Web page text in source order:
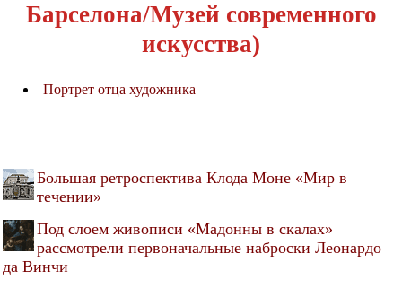
Барселона/Музей современного
искусства)
Портрет отца художника
Большая ретроспектива Клода Моне «Мир в
течении»
Под слоем живописи «Мадонны в скалах»
рассмотрели первоначальные наброски Леонардо
да Винчи